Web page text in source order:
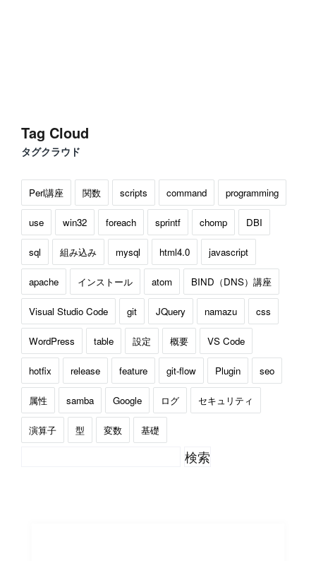
Tag Cloud
タグクラウド
Perl講座 関数 scripts command programming
use win32 foreach sprintf chomp DBI
sql 組み込み mysql html4.0 javascript
apache インストール atom BIND（DNS）講座
Visual Studio Code git JQuery namazu css
WordPress table 設定 概要 VS Code
hotfix release feature git-flow Plugin seo
属性 samba Google ログ セキュリティ
演算子 型 変数 基礎